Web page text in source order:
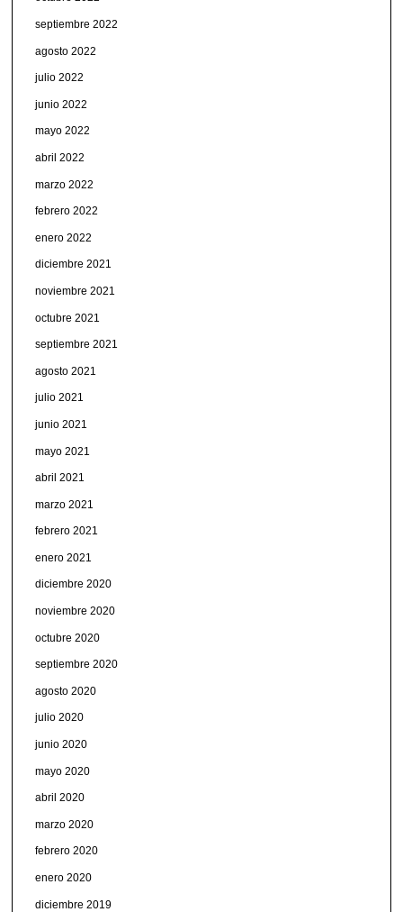
septiembre 2022
agosto 2022
julio 2022
junio 2022
mayo 2022
abril 2022
marzo 2022
febrero 2022
enero 2022
diciembre 2021
noviembre 2021
octubre 2021
septiembre 2021
agosto 2021
julio 2021
junio 2021
mayo 2021
abril 2021
marzo 2021
febrero 2021
enero 2021
diciembre 2020
noviembre 2020
octubre 2020
septiembre 2020
agosto 2020
julio 2020
junio 2020
mayo 2020
abril 2020
marzo 2020
febrero 2020
enero 2020
diciembre 2019